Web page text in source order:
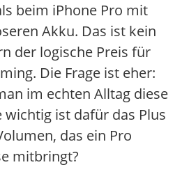
beim iPhone Pro mit
Akku. Das ist kein
der logische Preis für
Die Frage ist eher:
im echten Alltag diese
wichtig ist dafür das Plus
das ein Pro
mitbringt?